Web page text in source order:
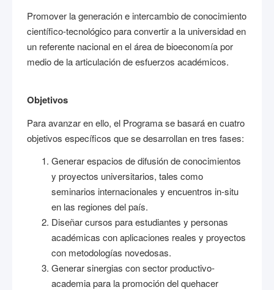
Promover la generación e intercambio de conocimiento
científico-tecnológico para convertir a la universidad en
un referente nacional en el área de bioeconomía por
medio de la articulación de esfuerzos académicos.
Objetivos
Para avanzar en ello, el Programa se basará en cuatro
objetivos específicos que se desarrollan en tres fases:
Generar espacios de difusión de conocimientos
y proyectos universitarios, tales como
seminarios internacionales y encuentros in-situ
en las regiones del país.
Diseñar cursos para estudiantes y personas
académicas con aplicaciones reales y proyectos
con metodologías novedosas.
Generar sinergias con sector productivo-
academia para la promoción del quehacer